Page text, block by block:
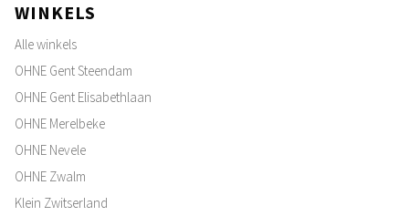
WINKELS
Alle winkels
OHNE Gent Steendam
OHNE Gent Elisabethlaan
OHNE Merelbeke
OHNE Nevele
OHNE Zwalm
Klein Zwitserland